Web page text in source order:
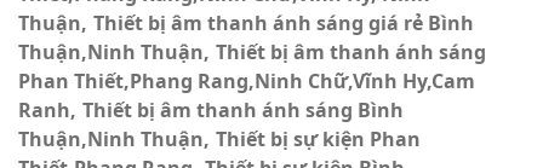
Thuận Thiết bị âm thanh ánh sáng giá rẻ Bình
Thuận,Ninh Thuận Thiết bị âm thanh ánh sáng
Phan Thiết,Phang Rang,Ninh Chữ,Vĩnh Hy,Cam
Ranh Thiết bị âm thanh ánh sáng Bình
Thuận,Ninh Thuận Thiết bị sự kiện Phan